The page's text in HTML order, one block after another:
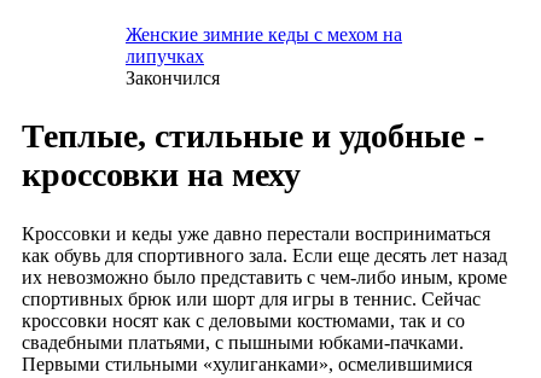
Женские зимние кеды с мехом на
липучках
Закончился
Теплые, стильные и удобные -
кроссовки на меху
Кроссовки и кеды уже давно перестали восприниматься
как обувь для спортивного зала. Если еще десять лет назад
их невозможно было представить с чем-либо иным, кроме
спортивных брюк или шорт для игры в теннис. Сейчас
кроссовки носят как с деловыми костюмами, так и со
свадебными платьями, с пышными юбками-пачками.
Первыми стильными «хулиганками», осмелившимися